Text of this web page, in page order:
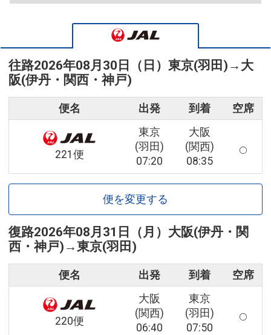
往路2026年08月30日（日） 東京(羽田) → 大
阪(伊丹・関西・神戸)
便名 出発 到着 空席
221便
東京
(羽田)
07:20
大阪
(関西)
08:35
便を変更する
復路2026年08月31日（月） 大阪(伊丹・関
西・神戸) →東京(羽田)
便名 出発 到着 空席
220便
大阪
(関西)
06:40
東京
(羽田)
07:50